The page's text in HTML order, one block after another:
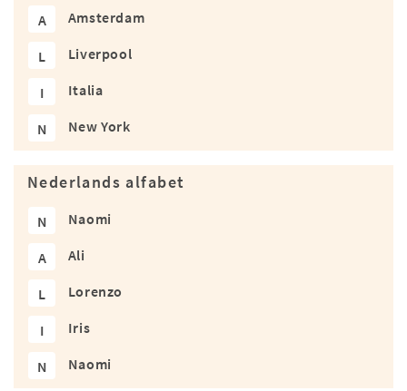
A Amsterdam
L Liverpool
I Italia
N New York
Nederlands alfabet
N Naomi
A Ali
L Lorenzo
I Iris
N Naomi